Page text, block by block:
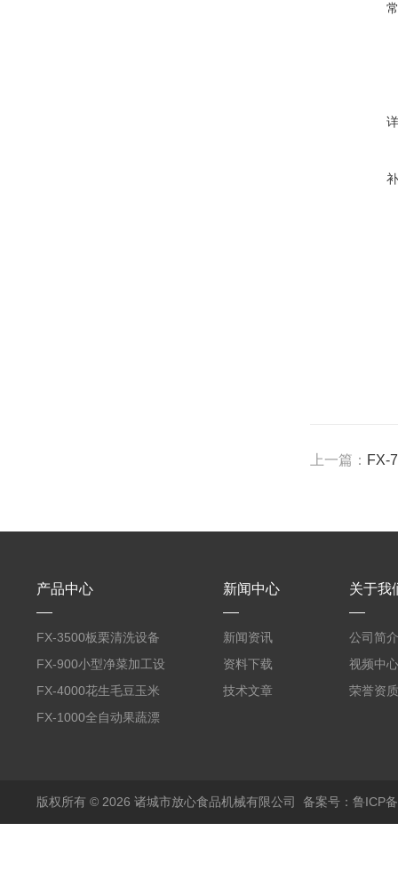
上一篇： FX-
产品中心
FX-3500板栗清洗设备
全自动气泡清洗机
FX-900小型净菜加工设
备野菜清洗机
FX-4000花生毛豆玉米
蒸煮漂烫机
FX-1000全自动果蔬漂
新闻中心
新闻资讯
资料下载
技术文章
关于我
公司简介
视频中心
荣誉资质
版权所有 © 2026 诸城市放心食品机械有限公司 备案号：鲁ICP